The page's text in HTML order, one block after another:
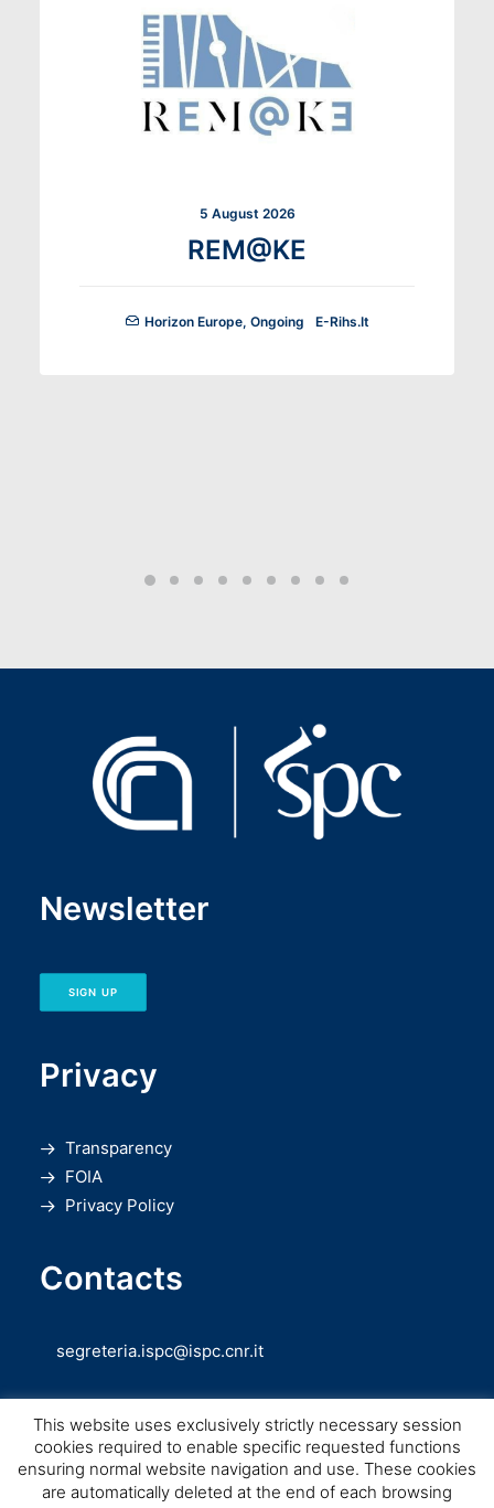
5 August 2026
REM@KE
Horizon Europe, Ongoing E-Rihs.it
Newsletter
SIGN UP
Privacy
Transparency
FOIA
Privacy Policy
Contacts
segreteria.ispc@ispc.cnr.it
This website uses exclusively strictly necessary session
cookies required to enable specific requested functions
ensuring normal website navigation and use. These cookies
are automatically deleted at the end of each browsing